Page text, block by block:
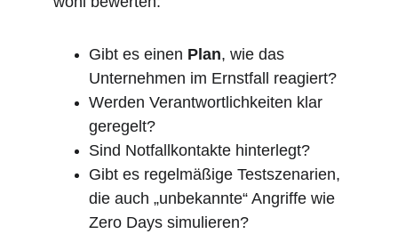
Gibt es einen Plan, wie das
Unternehmen im Ernstfall reagiert?
Werden Verantwortlichkeiten klar
geregelt?
Sind Notfallkontakte hinterlegt?
Gibt es regelmäßige Testszenarien,
die auch „unbekannte“ Angriffe wie
Zero Days simulieren?